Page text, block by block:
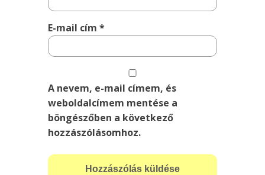
E-mail cím*
A nevem, e-mail címem, és
weboldalcímem mentése a
böngészőben a következő
hozzászólásomhoz.